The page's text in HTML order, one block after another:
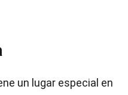
un lugar especial en